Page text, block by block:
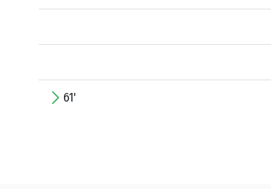
61'